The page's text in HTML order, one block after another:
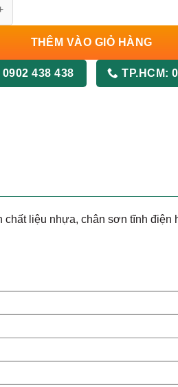
THÊM VÀO GIỎ HÀNG
0902 438 438 TP.HCM:
liệu nhựa, chân sơn tĩnh điện